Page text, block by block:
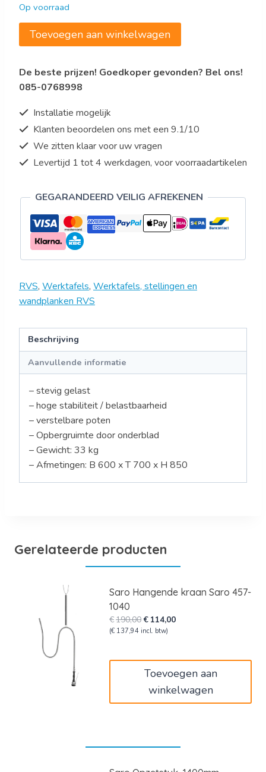
Op voorraad
Saro
Roestvrij
tafel,
met
-
B
600
x
700
850
aantal
Toevoegen aan winkelwagen
De beste prijzen! Goedkoper gevonden? Bel ons!
085-0768998
Installatie mogelijk
Klanten beoordelen ons met een 9.1/10
We zitten klaar voor uw vragen
Levertijd 1 tot 4 werkdagen, voor voorraadartikelen
GEGARANDEERD VEILIG AFREKENEN
RVS, Werktafels, Werktafels, stellingen en
wandplanken RVS
Beschrijving
Aanvullende informatie
– stevig gelast
– hoge stabiliteit / belastbaarheid
– verstelbare poten
– Opbergruimte door onderblad
– Gewicht: 33 kg
– Afmetingen: B 600 x T 700 x H 850
Gerelateerde producten
Saro Hangende kraan Saro 457-
1040
€190,00Oorspronkelijke
prijs
€ 114,00Huidige
(€ 137,94 incl. btw)
Toevoegen aan
winkelwagen